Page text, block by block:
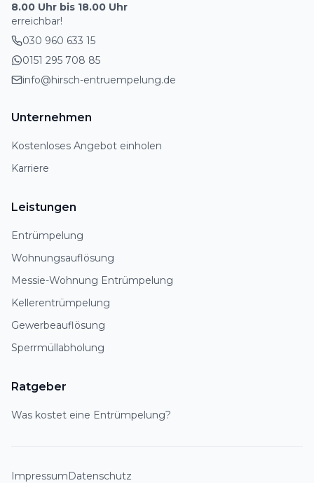
8.00 Uhr bis 18.00 Uhr
erreichbar!
030 960 633 15
0151 295 708 85
info@hirsch-entruempelung.de
Unternehmen
Kostenloses Angebot einholen
Karriere
Leistungen
Entrümpelung
Wohnungsauflösung
Messie-Wohnung Entrümpelung
Kellerentrümpelung
Gewerbeauflösung
Sperrmüllabholung
Ratgeber
Was kostet eine Entrümpelung?
ImpressumDatenschutz